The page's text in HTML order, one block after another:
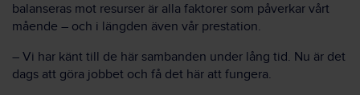
balanseras mot resurser är alla faktorer som påverkar vårt
mående – och i längden även vår prestation.
– Vi har känt till de här sambanden under lång tid. Nu är det
dags att göra jobbet och få det här att fungera.